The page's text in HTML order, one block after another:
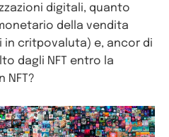
digitali, quanto
della vendita
in critpovaluta) e, ancor di
dagli NFT entro la
NFT?